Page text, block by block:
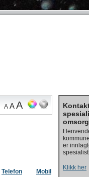
A AA
Telefon
Mobil
er
Klikk her